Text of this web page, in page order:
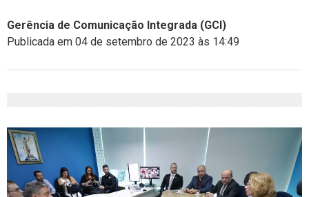
Gerência de Comunicação Integrada (GCI)
Publicada em 04 de setembro de 2023 às 14:49